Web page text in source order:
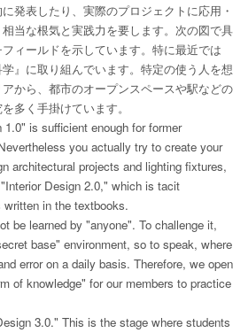
発表したり、実際のプロジェクトに応用・
当な根気と実践力を要します。次の図で具
ィールドを示しています。特に最近では
学』に取り組んでいます。特定の使う人を想
から、都市のオープンスペースや駅などの
多く手掛けています。
is sufficient enough for former
you actually try to create your
architectural projects and lighting fixtures,
Design 2.0," which is tacit
in the textbooks.
be learned by "anyone". To challenge it,
base" environment, so to speak, where
error on a daily basis. Therefore, we open
of knowledge" for our members to practice
3.0." This is the stage where students